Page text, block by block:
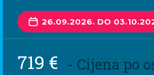
26.09.2026. DO
719 € - Cijena po